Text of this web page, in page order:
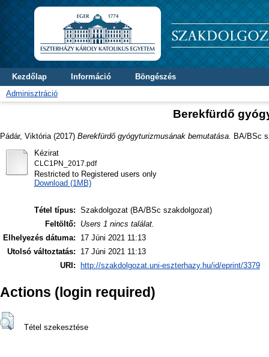
Kezdőlap Információ
Böngészés
Adminisztráció
Berekfürdő
Pádár, Viktória (2017) Berekfürdő gyógyturizmusának bemutatása.
BA/BSc
Kézirat
CLC1PN_2017.pdf
Restricted to Registered users only
Download (1MB)
Tétel típus: Szakdolgozat (BA/BSc szakdolgozat)
Feltöltő:
Users 1 nincs találat.
Elhelyezés dátuma:
17 Júni 2021 11:13
Utolsó változtatás:
17 Júni 2021 11:13
URI:
http://szakdolgozat.uni-eszterhazy.hu/id/eprint/3379
Actions (login required)
Tétel szekesztése